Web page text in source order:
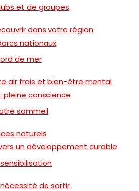
et de groupes
dans votre région
nationaux
de mer
air frais et bien-être mental
pleine conscience
sommeil
naturels
un développement durable
de sortir